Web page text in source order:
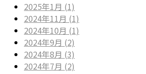
2025年1月 (1)
2024年11月 (1)
2024年10月 (1)
2024年9月 (2)
2024年8月 (3)
2024年7月 (2)